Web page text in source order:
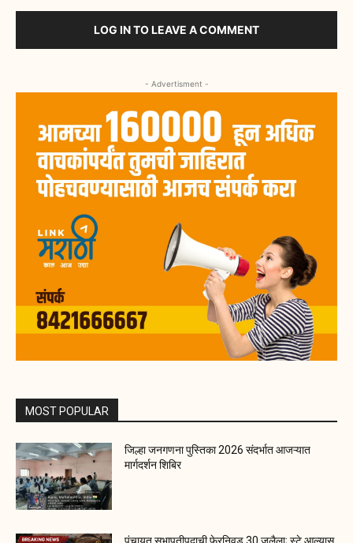
LOG IN TO LEAVE A COMMENT
- Advertisment -
MOST POPULAR
जिल्हा जनगणना पुस्तिका 2026 संदर्भात आजऱ्यात
मार्गदर्शन शिबिर